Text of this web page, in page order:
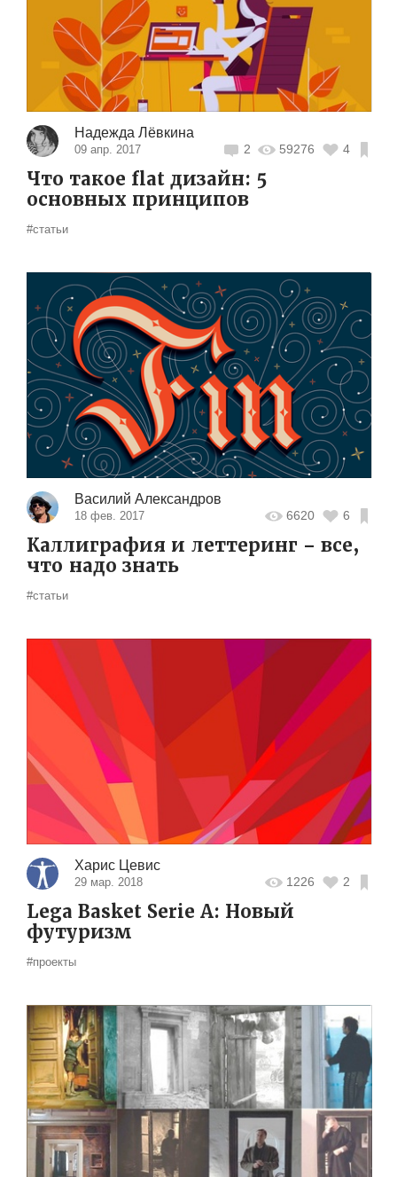
Надежда Лёвкина
09 апр. 2017 2 59276 4
Что такое flat дизайн: 5
основных принципов
#статьи
Василий Александров
18 фев. 2017 6620 6
Каллиграфия и леттеринг – все,
что надо знать
#статьи
Харис Цевис
29 мар. 2018 1226 2
Lega Basket Serie A: Новый
футуризм
#проекты